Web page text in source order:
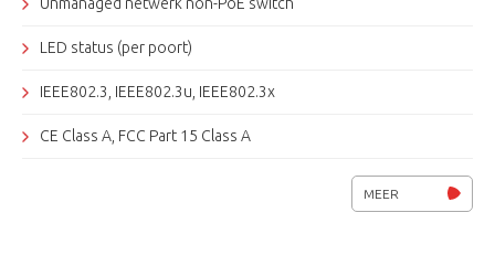
Unmanaged netwerk non-PoE switch
LED status (per poort)
IEEE802.3, IEEE802.3u, IEEE802.3x
CE Class A, FCC Part 15 Class A
MEER